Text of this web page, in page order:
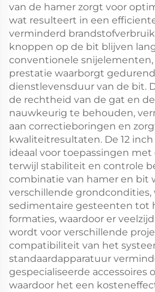
van de hamer zorgt voor
wat resulteert in een
verminderd
knoppen op de bit blijven
conventionele
prestatie waarborgt
dienstlevensduur van de bit.
de rechtheid van de gat en
nauwkeurig te behouden,
aan correctieboringen en
kwaliteitresultaten. De 12
ideaal voor toepassingen
terwijl stabiliteit en controle
combinatie van hamer en bit
verschillende grondcondities,
sedimentaire gesteenten tot
formaties, waardoor er
wordt voor verschillende
compatibiliteit van het
standaardapparatuur
gespecialiseerde accessoires
waardoor het een